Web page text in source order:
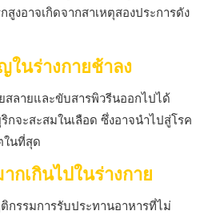
งอาจเกิดจากสาเหตุสองประการดัง
ในร่างกายช้าลง
สลายและขับสารพิวรีนออกไปได้
กจะสะสมในเลือด ซึ่งอาจนำไปสู่โรค
ในที่สุด
กเกินไปในร่างกาย
กรรมการรับประทานอาหารที่ไม่